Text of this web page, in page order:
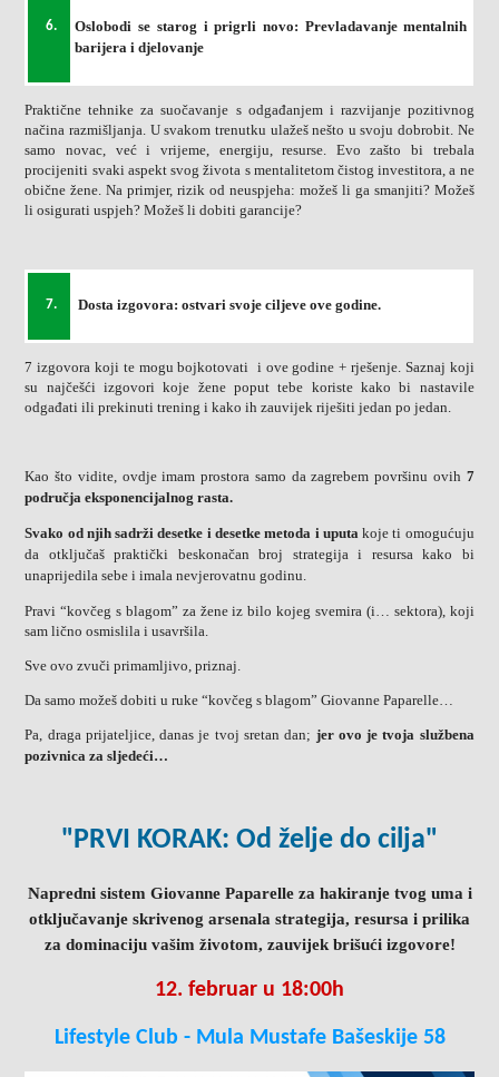
6.
Oslobodi se starog i prigrli novo: Prevladavanje mentalnih
barijera i djelovanje
Praktične tehnike za suočavanje s odgađanjem i razvijanje pozitivnog
načina razmišljanja. U svakom trenutku ulažeš nešto u svoju dobrobit. Ne
samo novac, već i vrijeme, energiju, resurse. Evo zašto bi trebala
procijeniti svaki aspekt svog života s mentalitetom čistog investitora, a ne
obične žene. Na primjer, rizik od neuspjeha: možeš li ga smanjiti? Možeš
li osigurati uspjeh? Možeš li dobiti garancije?
7. Dosta izgovora: ostvari svoje ciljeve ove godine.
7 izgovora koji te mogu bojkotovati i ove godine + rješenje. Saznaj koji
su najčešći izgovori koje žene poput tebe koriste kako bi nastavile
odgađati ili prekinuti trening i kako ih zauvijek riješiti jedan po jedan.
Kao što vidite, ovdje imam prostora samo da zagrebem površinu ovih 7
područja eksponencijalnog rasta.
Svako od njih sadrži desetke i desetke metoda i uputa koje ti omogućuju
da otključaš praktički beskonačan broj strategija i resursa kako bi
unaprijedila sebe i imala nevjerovatnu godinu.
Pravi “kovčeg s blagom” za žene iz bilo kojeg svemira (i… sektora), koji
sam lično osmislila i usavršila.
Sve ovo zvuči primamljivo, priznaj.
Da samo možeš dobiti u ruke “kovčeg s blagom” Giovanne Paparelle…
Pa, draga prijateljice, danas je tvoj sretan dan; jer ovo je tvoja službena
pozivnica za sljedeći…
"PRVI KORAK: Od želje do cilja"
Napredni sistem Giovanne Paparelle za hakiranje tvog uma i
otključavanje skrivenog arsenala strategija, resursa i prilika
za dominaciju vašim životom, zauvijek brišući izgovore!
12. februar u 18:00h
Lifestyle Club - Mula Mustafe Bašeskije 58